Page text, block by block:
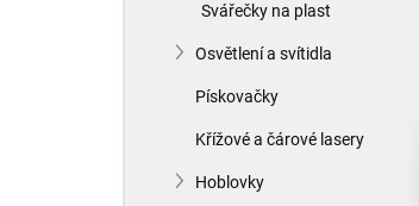
Svářečky na plast
Osvětlení a svítidla
Pískovačky
Křížové a čárové lasery
Hoblovky